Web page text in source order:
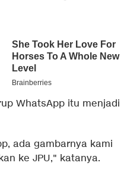
WhatsApp itu menjadi
ada gambarnya kami
ke JPU," katanya.